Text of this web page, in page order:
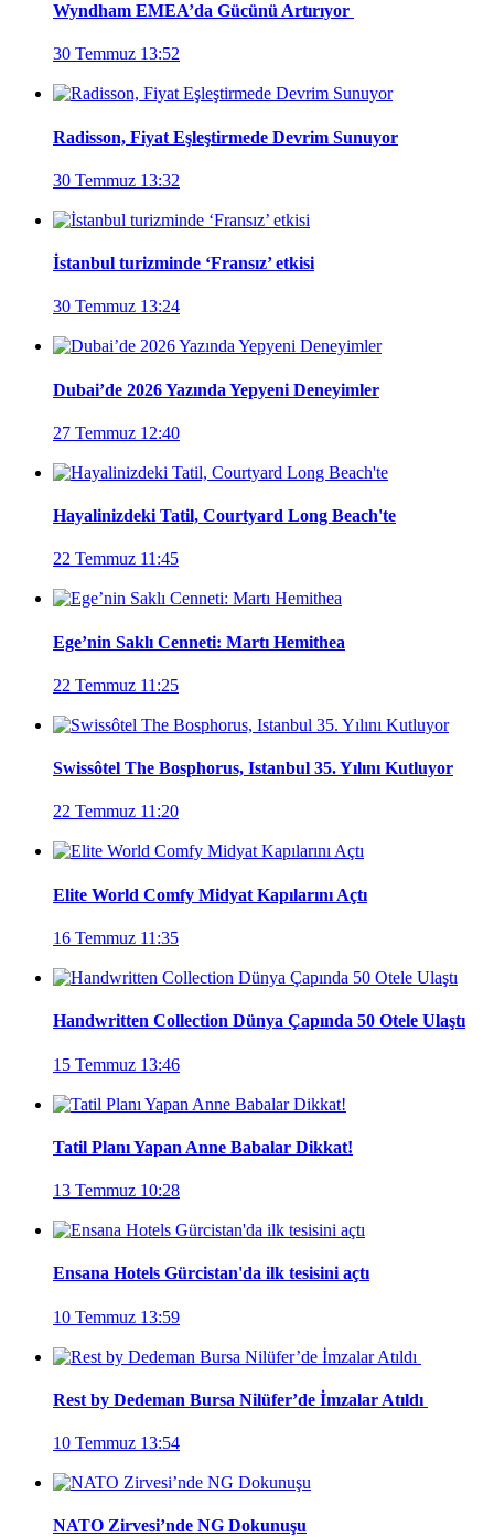
Wyndham EMEA’da Gücünü Artırıyor
30 Temmuz 13:52
Radisson, Fiyat Eşleştirmede Devrim Sunuyor
30 Temmuz 13:32
İstanbul turizminde ‘Fransız’ etkisi
30 Temmuz 13:24
Dubai’de 2026 Yazında Yepyeni Deneyimler
27 Temmuz 12:40
Hayalinizdeki Tatil, Courtyard Long Beach'te
22 Temmuz 11:45
Ege’nin Saklı Cenneti: Martı Hemithea
22 Temmuz 11:25
Swissôtel The Bosphorus, Istanbul 35. Yılını Kutluyor
22 Temmuz 11:20
Elite World Comfy Midyat Kapılarını Açtı
16 Temmuz 11:35
Handwritten Collection Dünya Çapında 50 Otele Ulaştı
15 Temmuz 13:46
Tatil Planı Yapan Anne Babalar Dikkat!
13 Temmuz 10:28
Ensana Hotels Gürcistan'da ilk tesisini açtı
10 Temmuz 13:59
Rest by Dedeman Bursa Nilüfer’de İmzalar Atıldı
10 Temmuz 13:54
NATO Zirvesi’nde NG Dokunuşu